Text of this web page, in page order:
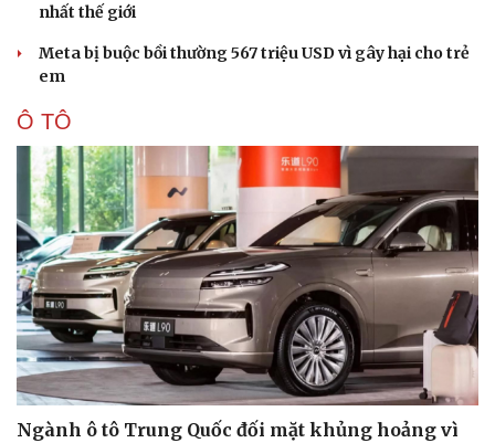
nhất thế giới
Meta bị buộc bồi thường 567 triệu USD vì gây hại cho trẻ
em
Ô TÔ
Ngành ô tô Trung Quốc đối mặt khủng hoảng vì